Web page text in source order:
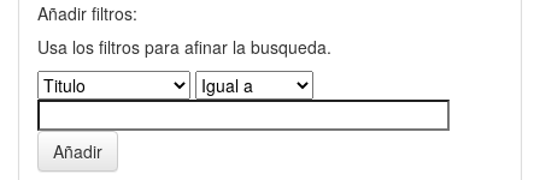
Añadir filtros:
Usa los filtros para afinar la busqueda.